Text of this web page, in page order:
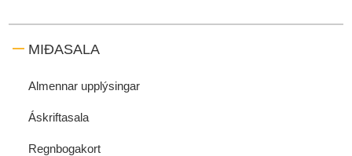
MIÐASALA
Almennar upplýsingar
Áskriftasala
Regnbogakort